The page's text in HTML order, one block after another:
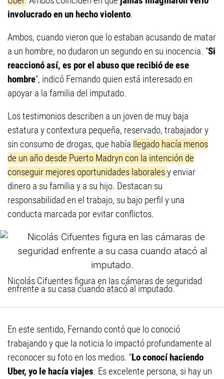
involucrado en un hecho violento.
Ambos, cuando vieron que lo estaban acusando de matar
a un hombre, no dudaron un segundo en su inocencia. “Si
reaccionó así, es por el abuso que recibió de ese
hombre”, indicó Fernando quien está interesado en
apoyar a la familia del imputado.
Los testimonios describen a un joven de muy baja
estatura y contextura pequeña, reservado, trabajador y
sin consumo de drogas, que había llegado hacía menos
de un año desde Puerto Madryn con la intención de
conseguir mejores oportunidades laboralesy enviar
dinero a su familia y a su hijo. Destacan su
responsabilidad en el trabajo, su bajo perfil y una
conducta marcada por evitar conflictos.
Nicolás Cifuentes figura en las cámaras de seguridad
enfrente a su casa cuando atacó al imputado.
En este sentido, Fernando contó que lo conoció
trabajando y que la noticia lo impactó profundamente al
reconocer su foto en los medios. “Lo conocí haciendo
Uber, yo le hacía viajes. Es excelente persona, si hay un